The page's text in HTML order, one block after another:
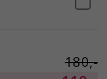
180,-